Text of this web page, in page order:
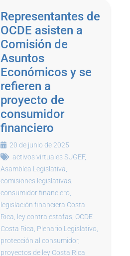
Representantes de
OCDE asisten a
Comisión de
Asuntos
Económicos y se
refieren a
proyecto de
consumidor
financiero
20 de junio de 2025
activos virtuales SUGEF,
Asamblea Legislativa
comisiones legislativas
consumidor financiero
legislación financiera Costa
Rica
ley contra estafas OCDE
Costa Rica Plenario Legislativo
protección al consumidor,
proyectos de ley Costa Rica